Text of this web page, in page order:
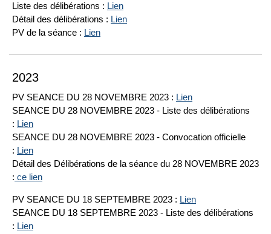
Liste des délibérations : Lien
Détail des délibérations : Lien
PV de la séance : Lien
2023
PV SEANCE DU 28 NOVEMBRE 2023 : Lien
SEANCE DU 28 NOVEMBRE 2023 - Liste des délibérations
: Lien
SEANCE DU 28 NOVEMBRE 2023 - Convocation officielle
: Lien
Détail des Délibérations de la séance du 28 NOVEMBRE 2023
: ce lien
PV SEANCE DU 18 SEPTEMBRE 2023 : Lien
SEANCE DU 18 SEPTEMBRE 2023 - Liste des délibérations
: Lien